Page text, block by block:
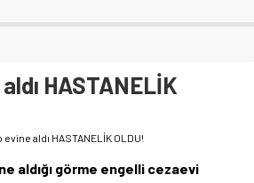
HASTANELİK
evine aldı HASTANELİK OLDU!
aldığı görme engelli cezaevi